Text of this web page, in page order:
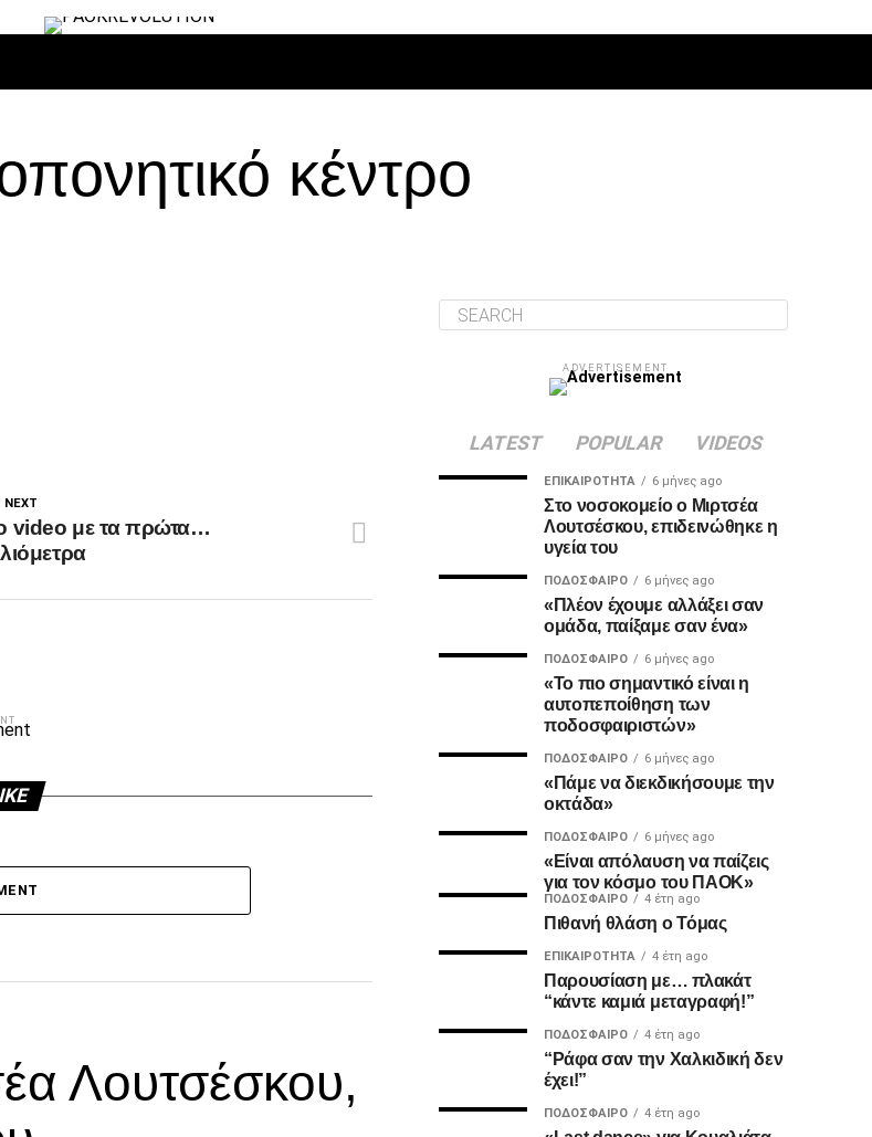
κέντρο
NEXT
video με τα πρώτα…
Λουτσέσκου,
ADVERTISEMENT
LATEST POPULAR VIDEOS
ΕΠΙΚΑΙΡΌΤΗΤΑ 6 μήνες ago
Στο νοσοκομείο ο Μιρτσέα
Λουτσέσκου, επιδεινώθηκε η
υγεία του
ΠΟΔΌΣΦΑΙΡΟ 6 μήνες ago
«Πλέον έχουμε αλλάξει σαν
ομάδα, παίξαμε σαν ένα»
ΠΟΔΌΣΦΑΙΡΟ 6 μήνες ago
«Το πιο σημαντικό είναι η
αυτοπεποίθηση των
ποδοσφαιριστών»
ΠΟΔΌΣΦΑΙΡΟ 6 μήνες ago
«Πάμε να διεκδικήσουμε την
οκτάδα»
ΠΟΔΌΣΦΑΙΡΟ 6 μήνες ago
«Είναι απόλαυση να παίζεις
για τον κόσμο του ΠΑΟΚ»
ΠΟΔΌΣΦΑΙΡΟ 4 έτη ago
Πιθανή θλάση ο Τόμας
ΕΠΙΚΑΙΡΌΤΗΤΑ 4 έτη ago
Παρουσίαση με… πλακάτ
“κάντε καμιά μεταγραφή!”
ΠΟΔΌΣΦΑΙΡΟ 4 έτη ago
“Ράφα σαν την Χαλκιδική δεν
έχει!”
ΠΟΔΌΣΦΑΙΡΟ 4 έτη ago